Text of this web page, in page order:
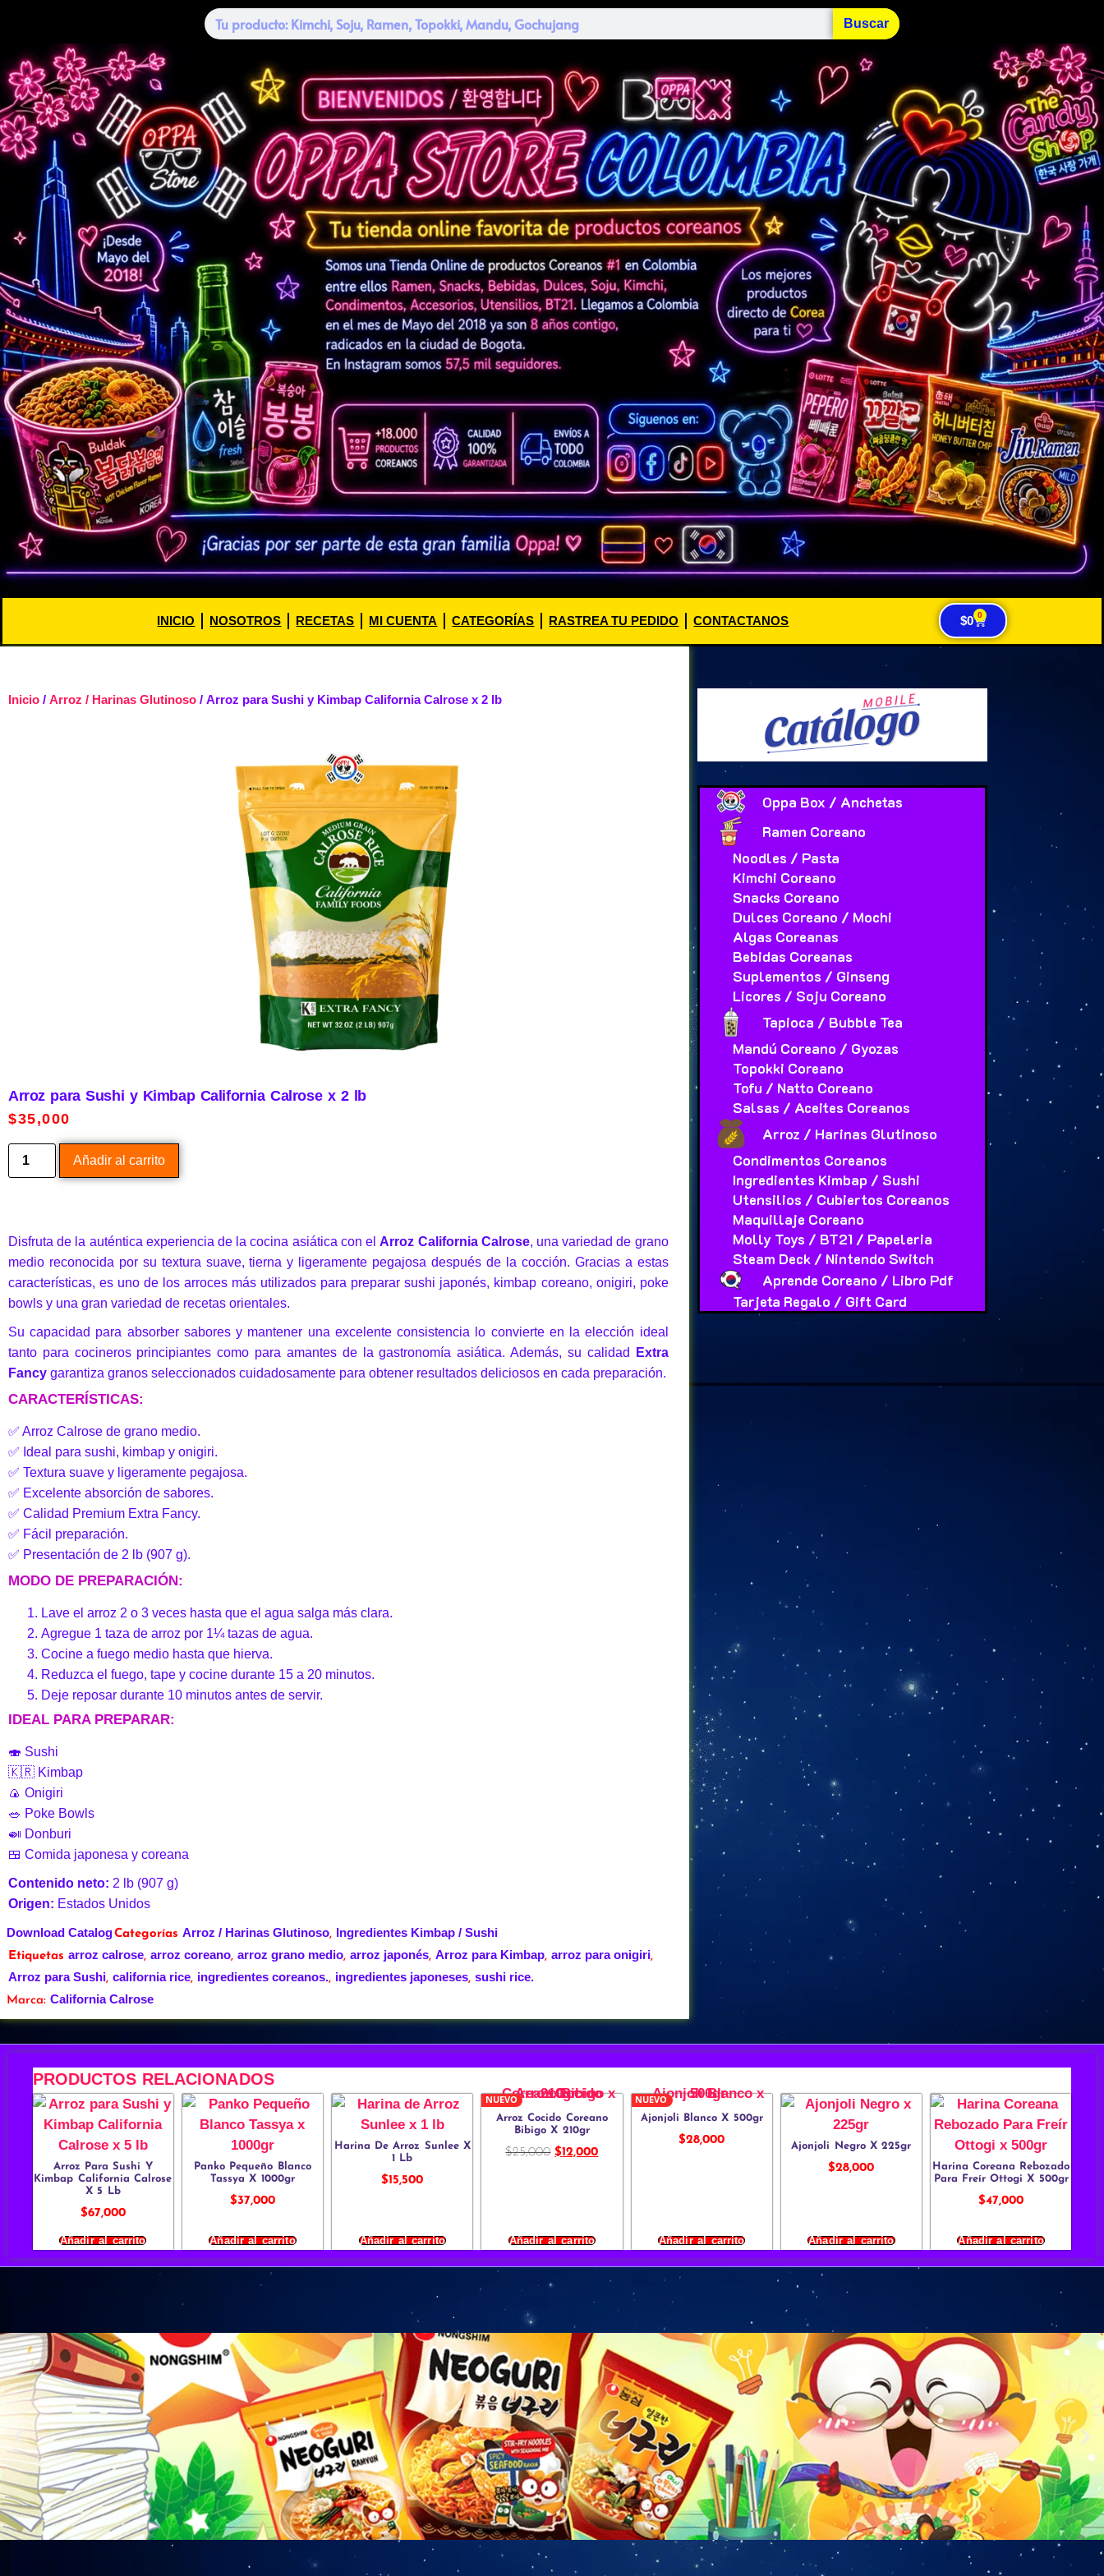
Buscar
INICIO NOSOTROS RECETAS MI CUENTA CATEGORÍAS RASTREA TU PEDIDO CONTACTANOS $0 0
Inicio / Arroz / Harinas Glutinoso / Arroz para Sushi y Kimbap California Calrose x 2 lb
Arroz para Sushi y Kimbap California Calrose x 2 lb
$35,000
Añadir al carrito
Disfruta de la auténtica experiencia de la cocina asiática con elArroz California Calrose, una variedad de grano
medio reconocida por su textura suave, tierna y ligeramente pegajosa después de la cocción. Gracias a estas
características, es uno de los arroces más utilizados para preparar sushi japonés, kimbap coreano, onigiri, poke
bowls y una gran variedad de recetas orientales.
Su capacidad para absorber sabores y mantener una excelente consistencia lo convierte en la elección ideal
tanto para cocineros principiantes como para amantes de la gastronomía asiática. Además, su calidad
Extra
Fancy garantiza granos seleccionados cuidadosamente para obtener resultados deliciosos en cada preparación.
CARACTERÍSTICAS:
✅ Arroz Calrose de grano medio.
✅ Ideal para sushi, kimbap y onigiri.
✅ Textura suave y ligeramente pegajosa.
✅ Excelente absorción de sabores.
✅ Calidad Premium Extra Fancy.
✅ Fácil preparación.
✅ Presentación de 2 lb (907 g).
MODO DE PREPARACIÓN:
Lave el arroz 2 o 3 veces hasta que el agua salga más clara.
Agregue 1 taza de arroz por 1¼ tazas de agua.
Cocine a fuego medio hasta que hierva.
Reduzca el fuego, tape y cocine durante 15 a 20 minutos.
Deje reposar durante 10 minutos antes de servir.
IDEAL PARA PREPARAR:
🍣 Sushi
🇰🇷 Kimbap
🍙 Onigiri
🥗 Poke Bowls
🍛 Donburi
🍱 Comida japonesa y coreana
Contenido neto: 2 lb (907 g)
Origen: Estados Unidos
Download CatalogCategorías Arroz / Harinas Glutinoso, Ingredientes Kimbap / Sushi
Etiquetas arroz calrose, arroz coreano, arroz grano medio, arroz japonés, Arroz para Kimbap, arroz para onigiri,
Arroz para Sushi, california rice, ingredientes coreanos., ingredientes japoneses, sushi rice.
Marca: California Calrose
Oppa Box / Anchetas
Ramen Coreano
Noodles / Pasta
Kimchi Coreano
Snacks Coreano
Dulces Coreano / Mochi
Algas Coreanas
Bebidas Coreanas
Suplementos / Ginseng
Licores / Soju Coreano
Tapioca / Bubble Tea
Mandú Coreano / Gyozas
Topokki Coreano
Tofu / Natto Coreano
Salsas / Aceites Coreanos
Arroz / Harinas Glutinoso
Condimentos Coreanos
Ingredientes Kimbap / Sushi
Utensilios / Cubiertos Coreanos
Maquillaje Coreano
Molly Toys / BT21 / Papeleria
Steam Deck / Nintendo Switch
Aprende Coreano / Libro Pdf
Tarjeta Regalo / Gift Card
PRODUCTOS RELACIONADOS
Arroz Para Sushi Y
Kimbap California Calrose
X 5 Lb
$67,000
Añadir al carrito
Panko Pequeño Blanco
Tassya X 1000gr
$37,000
Añadir al carrito
Harina De Arroz Sunlee X
1 Lb
$15,500
Añadir al carrito
NUEVO
Arroz Cocido Coreano
Bibigo X 210gr
$25,000 $12,000
Añadir al carrito
NUEVO
Ajonjoli Blanco X 500gr
$28,000
Añadir al carrito
Ajonjoli Negro X 225gr
$28,000
Añadir al carrito
Harina Coreana Rebozado
Para Freír Ottogi X 500gr
$47,000
Añadir al carrito